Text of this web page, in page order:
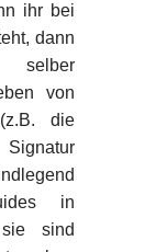
ihr bei
dann
von
die
in
sind